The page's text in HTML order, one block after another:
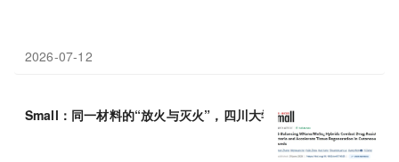
2026-07-12
Small：同一材料的“放火与灭火”，四川大学文翔团队发现MX/Mo